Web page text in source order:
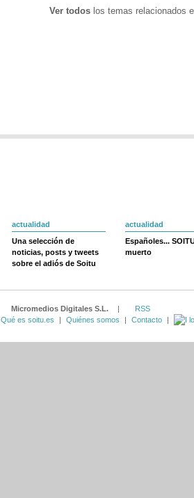
Ver todos los temas relacionados
actualidad
Una selección de
noticias, posts y tweets
sobre el adiós de Soitu
actualidad
Españoles...
muerto
Micromedios Digitales S.L. |
RSS
Qué es soitu.es
| Quiénes somos | Contacto |